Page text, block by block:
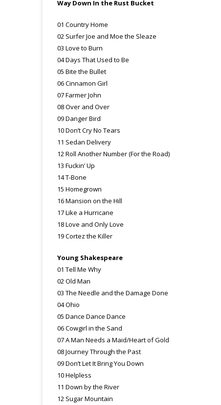
Way Down In the Rust Bucket
01 Country Home
02 Surfer Joe and Moe the Sleaze
03 Love to Burn
04 Days That Used to Be
05 Bite the Bullet
06 Cinnamon Girl
07 Farmer John
08 Over and Over
09 Danger Bird
10 Don’t Cry No Tears
11 Sedan Delivery
12 Roll Another Number (For the Road)
13 Fuckin’ Up
14 T-Bone
15 Homegrown
16 Mansion on the Hill
17 Like a Hurricane
18 Love and Only Love
19 Cortez the Killer
Young Shakespeare
01 Tell Me Why
02 Old Man
03 The Needle and the Damage Done
04 Ohio
05 Dance Dance Dance
06 Cowgirl in the Sand
07 A Man Needs a Maid/Heart of Gold
08 Journey Through the Past
09 Don’t Let It Bring You Down
10 Helpless
11 Down by the River
12 Sugar Mountain